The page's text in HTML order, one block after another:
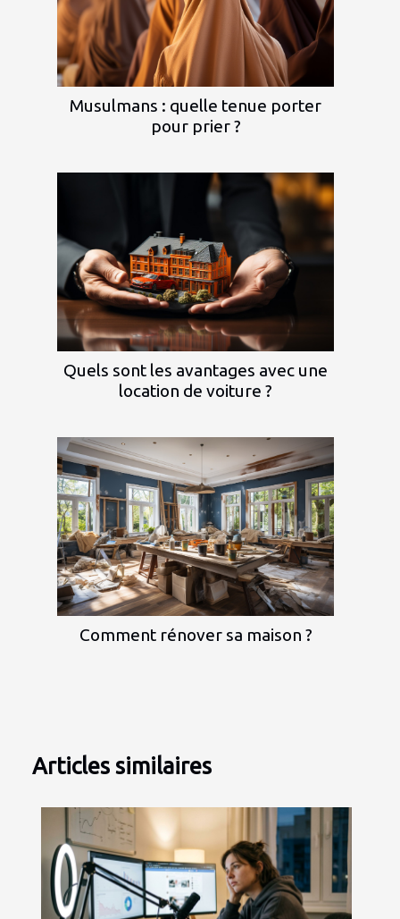
Musulmans : quelle tenue porter
pour prier ?
Quels sont les avantages avec une
location de voiture ?
Comment rénover sa maison ?
Articles similaires